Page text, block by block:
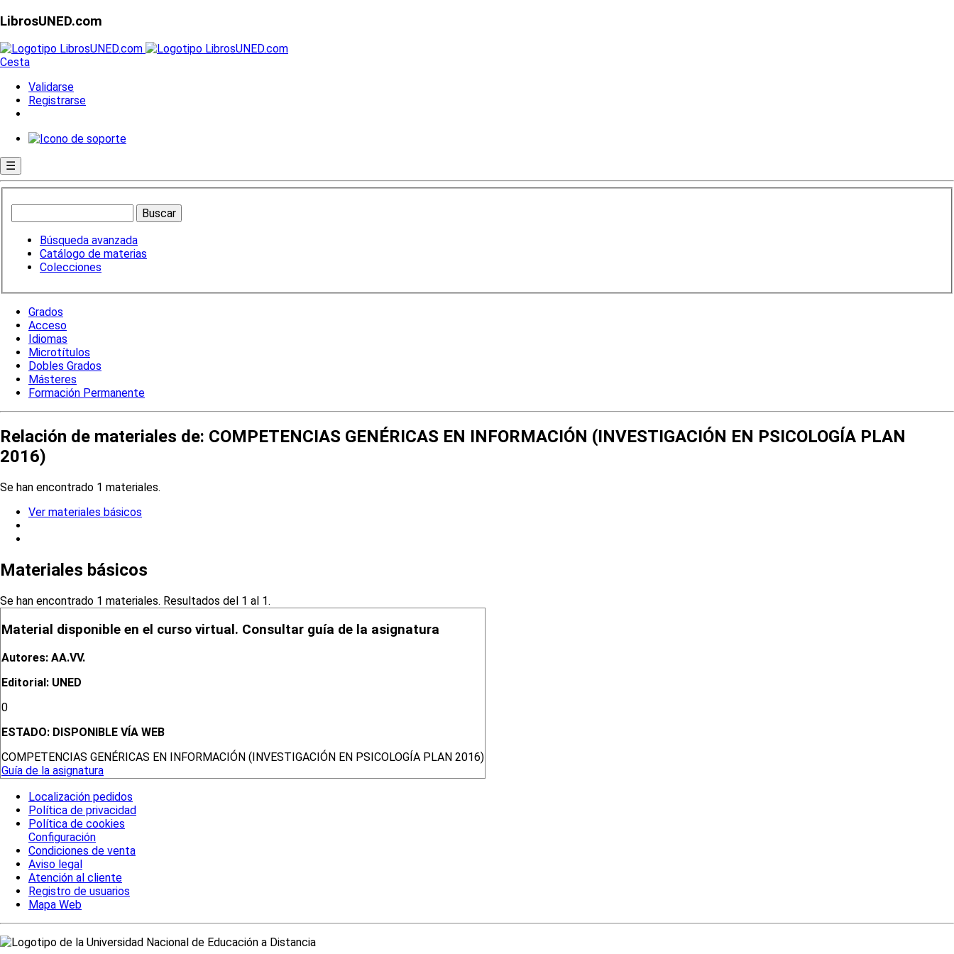
LibrosUNED.com
Cesta
Validarse
Registrarse
☰
Búsqueda avanzada
Catálogo de materias
Colecciones
Grados
Acceso
Idiomas
Microtítulos
Dobles Grados
Másteres
Formación Permanente
Relación de materiales de: COMPETENCIAS GENÉRICAS EN INFORMACIÓN (INVESTIGACIÓN EN PSICOLOGÍA PLAN
2016)
Se han encontrado 1 materiales.
Ver materiales básicos
Materiales básicos
Se han encontrado 1 materiales. Resultados del 1 al 1.
Material disponible en el curso virtual. Consultar guía de la asignatura
Autores: AA.VV.
Editorial: UNED
0
ESTADO: DISPONIBLE VÍA WEB
COMPETENCIAS GENÉRICAS EN INFORMACIÓN (INVESTIGACIÓN EN PSICOLOGÍA PLAN 2016)
Guía de la asignatura
Localización pedidos
Política de privacidad
Política de cookies
Configuración
Condiciones de venta
Aviso legal
Atención al cliente
Registro de usuarios
Mapa Web